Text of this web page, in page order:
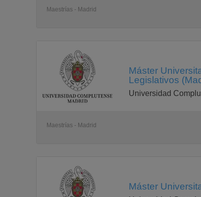
Maestrías - Madrid
Máster
Legislativos
Universidad
Maestrías - Madrid
Máster